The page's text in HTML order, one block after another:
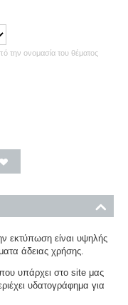
την ονομασία του θέματος
εκτύπωση είναι υψηλής
άδειας χρήσης.
υπάρχει στο site μας
υδατογράφημα για